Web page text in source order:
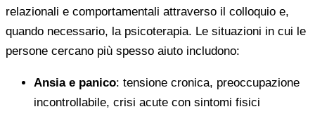
relazionali e comportamentali attraverso il colloquio e,
quando necessario, la psicoterapia. Le situazioni in cui le
persone cercano più spesso aiuto includono:
Ansia e panico: tensione cronica, preoccupazione
incontrollabile, crisi acute con sintomi fisici